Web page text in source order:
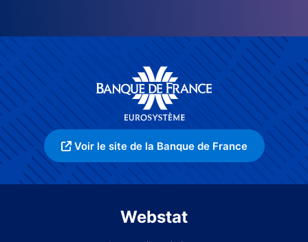
Voir le site de la Banque de France
Webstat